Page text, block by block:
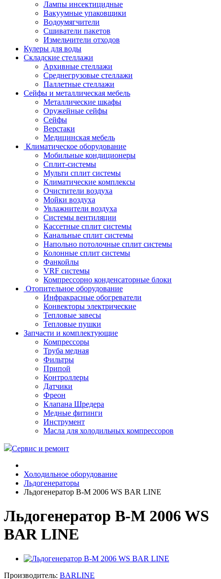
Лампы инсектицидные
Вакуумные упаковщики
Водоумягчители
Сшиватели пакетов
Измельчители отходов
Кулеры для воды
Складские стеллажи
Архивные стеллажи
Среднегрузовые стеллажи
Паллетные стеллажи
Сейфы и металлическая мебель
Металлические шкафы
Оружейные сейфы
Сейфы
Верстаки
Медицинская мебель
Климатическое оборудование
Мобильные кондиционеры
Сплит-системы
Мульти сплит системы
Климатические комплексы
Очистители воздуха
Мойки воздуха
Увлажнители воздуха
Системы вентиляции
Кассетные сплит системы
Канальные сплит системы
Напольно потолочные сплит системы
Колонные сплит системы
Фанкойлы
VRF системы
Компрессорно конденсаторные блоки
Отопительное оборудование
Инфракрасные обогреватели
Конвекторы электрические
Тепловые завесы
Тепловые пушки
Запчасти и комплектующие
Компрессоры
Труба медная
Фильтры
Припой
Контроллеры
Датчики
Фреон
Клапана Шредера
Медные фитинги
Инструмент
Масла для холодильных компрессоров
Сервис и ремонт
Холодильное оборудование
Льдогенераторы
Льдогенератор B-M 2006 WS BAR LINE
Льдогенератор B-M 2006 WS
BAR LINE
Производитель: BARLINE